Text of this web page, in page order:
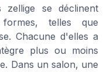
zellige se déclinent
telles que
Chacune d'elles a
plus ou moins
Dans un salon, une